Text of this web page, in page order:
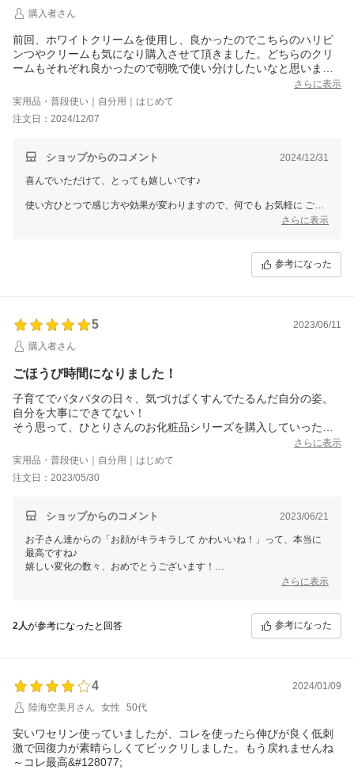
購入者さん
前回、ホワイトクリームを使用し、良かったのでこちらのハリピ
ンつやクリームも気になり購入させて頂きました。どちらのクリ
ームもそれぞれ良かったので朝晩で使い分けしたいなと思いま
さらに表示
実用品・普段使い｜自分用｜はじめて
注文日：2024/12/07
ショップからのコメント 2024/12/31
喜んでいただけて、とっても嬉しいです♪
使い方ひとつで感じ方や効果が変わりますので、何でも お気軽に ご連
さらに表示
参考になった
5
2023/06/11
購入者さん
ごほうび時間になりました！
子育てでバタバタの日々、気づけばくすんでたるんだ自分の姿。
自分を大事にできてない！
そう思って、ひとりさんのお化粧品シリーズを購入していった中
で、1番いいと感じた商品です！あれっ？ほうれい線薄くなってな
い？目の小皺は？あれっ？アゴは？お肌白くなってきてる！と、
毎日塗るたびに変化しているので、スキンケアの時間というより
自分へのごほうびの時間です！
言ってくれるので、もう最高です！
さらに表示
実用品・普段使い｜自分用｜はじめて
注文日：2023/05/30
ショップからのコメント 2023/06/21
お子さん達からの「お顔がキラキラして かわいいね！」って、本当に
最高ですね♪
嬉しい変化の数々、おめでとうございます！
ひとりさんマジックが、笑顔の花を咲かせているのが とっても嬉しい
ご縁に、心から感謝してます♪
銀座まるかん専門店オーロラ
オーロラひとりさんカフェ
さらに表示
2人が参考になったと回答 参考になった
4
2024/01/09
陸海空美月さん
女性 50代
安いワセリン使っていましたが、コレを使ったら伸びが良く低刺
激で回復力が素晴らしくてビックリしました。もう戻れませんね
～コレ最高&#128077;